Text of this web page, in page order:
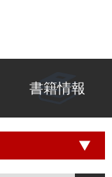
書籍情報